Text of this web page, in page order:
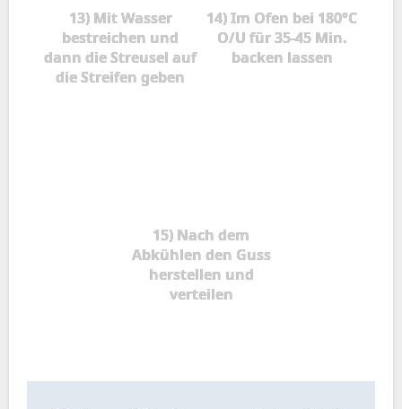
13) Mit Wasser
bestreichen und
dann die Streusel auf
die Streifen geben
14) Im Ofen bei 180°C
O/U für 35-45 Min.
backen lassen
15) Nach dem
Abkühlen den Guss
herstellen und
verteilen